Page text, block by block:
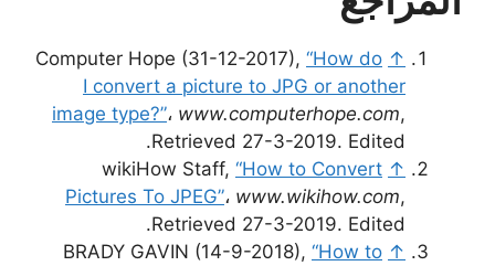
↑
Computer Hope (31-12-2017), “How do
I convert a picture to JPG or another
image type?”، www.computerhope.com,
Retrieved 27-3-2019. Edited.
↑
wikiHow Staff, “How to Convert
Pictures To JPEG”، www.wikihow.com,
Retrieved 27-3-2019. Edited.
↑
BRADY GAVIN (14-9-2018), “How to